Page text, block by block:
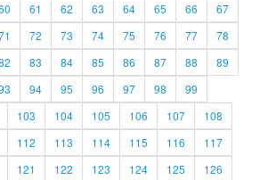
61 62 63 64 65 66
67
72 73 74 75 76 77
78
83 84 85 86 87 88
89
94 95 96 97 98
99
103 104 105 106 107
108
112 113 114 115 116
117
121 122 123 124 125
126